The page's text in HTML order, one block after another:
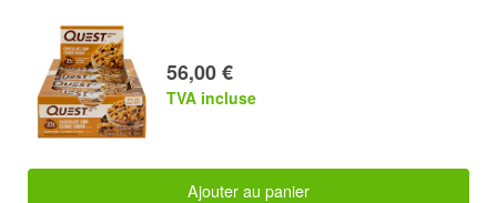
56,00 €
TVA incluse
Ajouter au panier